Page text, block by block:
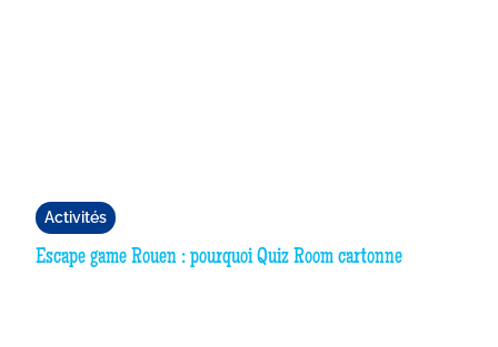
Activités
Escape game Rouen : pourquoi Quiz Room cartonne